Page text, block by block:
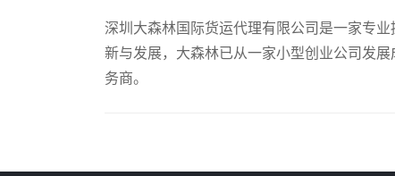
深圳大森林国际货运代理有限公司是一家专
新与发展，大森林已从一家小型创业公司发
务商。